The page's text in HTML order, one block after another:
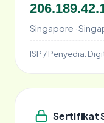
Singapore ·
ISP / Penyedia:
Sertifikat